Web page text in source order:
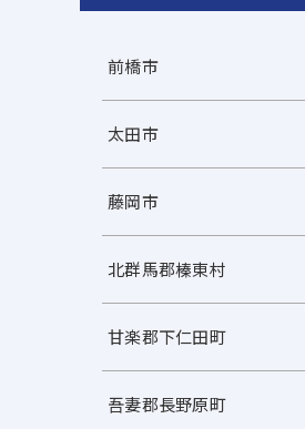
前橋市
太田市
藤岡市
北群馬郡榛東村
甘楽郡下仁田町
吾妻郡長野原町